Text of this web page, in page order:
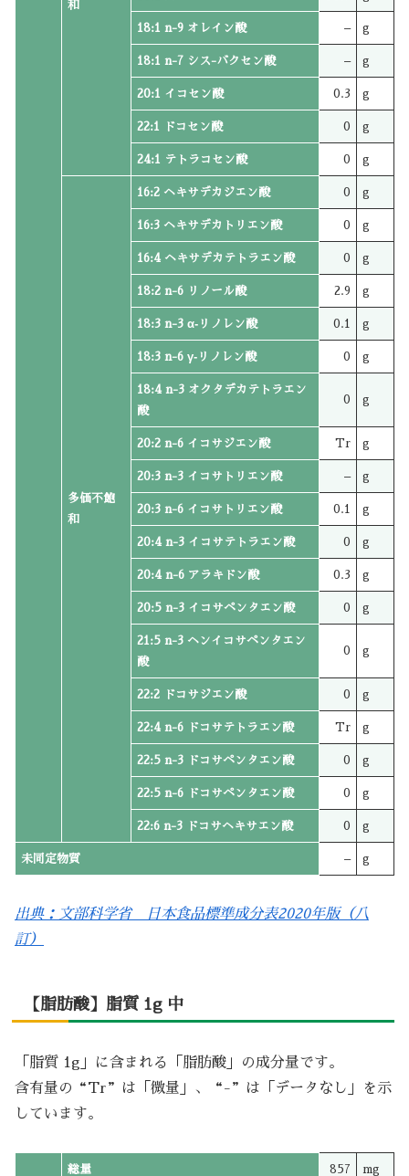
和
18:1 n-9 オレイン酸 – g
18:1 n-7 シス-バクセン酸 – g
20:1 イコセン酸 0.3 g
22:1 ドコセン酸 0 g
24:1 テトラコセン酸 0 g
多価不飽
和
16:2 ヘキサデカジエン酸 0 g
16:3 ヘキサデカトリエン酸 0 g
16:4 ヘキサデカテトラエン酸 0 g
18:2 n-6 リノール酸 2.9 g
18:3 n-3 α‐リノレン酸 0.1 g
18:3 n-6 γ‐リノレン酸 0 g
18:4 n-3 オクタデカテトラエン
酸
0 g
20:2 n-6 イコサジエン酸 Tr g
20:3 n-3 イコサトリエン酸 – g
20:3 n-6 イコサトリエン酸 0.1 g
20:4 n-3 イコサテトラエン酸 0 g
20:4 n-6 アラキドン酸 0.3 g
20:5 n-3 イコサペンタエン酸 0 g
21:5 n-3 ヘンイコサペンタエン
酸
0 g
22:2 ドコサジエン酸 0 g
22:4 n-6 ドコサテトラエン酸 Tr g
22:5 n-3 ドコサペンタエン酸 0 g
22:5 n-6 ドコサペンタエン酸 0 g
22:6 n-3 ドコサヘキサエン酸 0 g
未同定物質 – g
出典：文部科学省 日本食品標準成分表2020年版（八
訂）
【脂肪酸】脂質 1g 中
「脂質 1g」に含まれる「脂肪酸」の成分量です。
含有量の“Tr”は「微量」、“-”は「データなし」を示
しています。
総量 857 mg